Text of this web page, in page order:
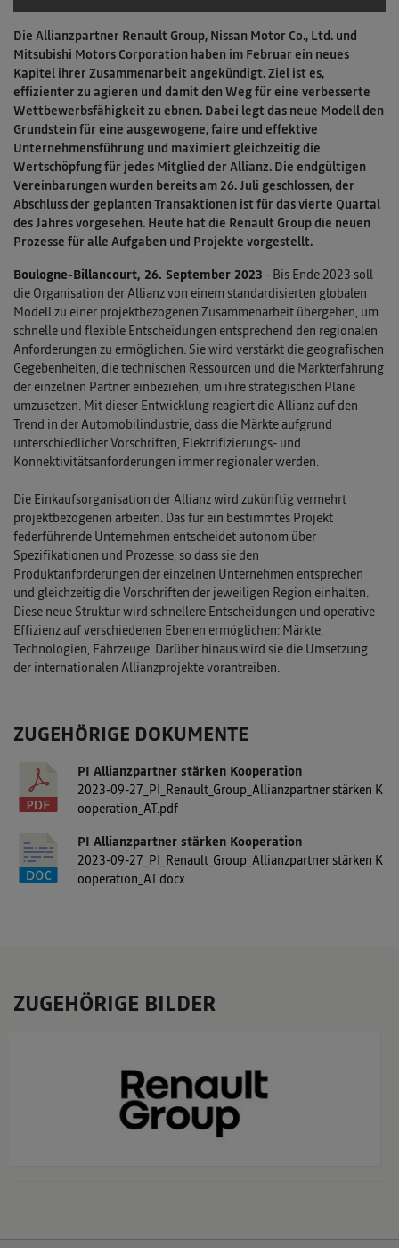
Die Allianzpartner Renault Group, Nissan Motor Co., Ltd. und
Mitsubishi Motors Corporation haben im Februar ein neues
Kapitel ihrer Zusammenarbeit angekündigt. Ziel ist es,
effizienter zu agieren und damit den Weg für eine verbesserte
Wettbewerbsfähigkeit zu ebnen. Dabei legt das neue Modell den
Grundstein für eine ausgewogene, faire und effektive
Unternehmensführung und maximiert gleichzeitig die
Wertschöpfung für jedes Mitglied der Allianz. Die endgültigen
Vereinbarungen wurden bereits am 26. Juli geschlossen, der
Abschluss der geplanten Transaktionen ist für das vierte Quartal
des Jahres vorgesehen. Heute hat die Renault Group die neuen
Prozesse für alle Aufgaben und Projekte vorgestellt.
Boulogne-Billancourt, 26. September 2023 - Bis Ende 2023 soll
die Organisation der Allianz von einem standardisierten globalen
Modell zu einer projektbezogenen Zusammenarbeit übergehen, um
schnelle und flexible Entscheidungen entsprechend den regionalen
Anforderungen zu ermöglichen. Sie wird verstärkt die geografischen
Gegebenheiten, die technischen Ressourcen und die Markterfahrung
der einzelnen Partner einbeziehen, um ihre strategischen Pläne
umzusetzen. Mit dieser Entwicklung reagiert die Allianz auf den
Trend in der Automobilindustrie, dass die Märkte aufgrund
unterschiedlicher Vorschriften, Elektrifizierungs- und
Konnektivitätsanforderungen immer regionaler werden.
Die Einkaufsorganisation der Allianz wird zukünftig vermehrt
projektbezogenen arbeiten. Das für ein bestimmtes Projekt
federführende Unternehmen entscheidet autonom über
Spezifikationen und Prozesse, so dass sie den
Produktanforderungen der einzelnen Unternehmen entsprechen
und gleichzeitig die Vorschriften der jeweiligen Region einhalten.
Diese neue Struktur wird schnellere Entscheidungen und operative
Effizienz auf verschiedenen Ebenen ermöglichen: Märkte,
Technologien, Fahrzeuge. Darüber hinaus wird sie die Umsetzung
der internationalen Allianzprojekte vorantreiben.
ZUGEHÖRIGE DOKUMENTE
PI Allianzpartner stärken Kooperation
2023-09-27_PI_Renault_Group_Allianzpartner stärken K
ooperation_AT.pdf
PI Allianzpartner stärken Kooperation
2023-09-27_PI_Renault_Group_Allianzpartner stärken K
ooperation_AT.docx
ZUGEHÖRIGE BILDER